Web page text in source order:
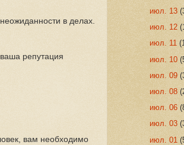
в делах.
репутация
вам необходимо
июл. 13
июл. 12
июл. 11
июл. 10
июл. 09
июл. 08
июл. 06
июл. 03
июл. 01